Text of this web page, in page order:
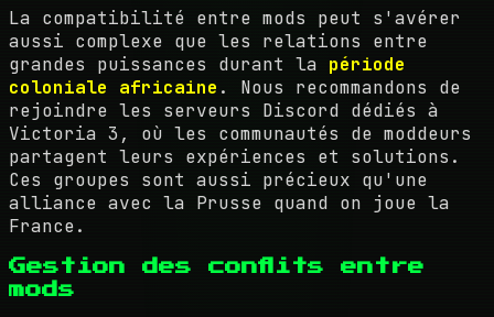
La compatibilité entre mods peut s'avérer
aussi complexe que les relations entre
grandes puissances durant la période
coloniale africaine . Nous recommandons de
rejoindre les serveurs Discord dédiés à
Victoria 3, où les communautés de moddeurs
partagent leurs expériences et solutions.
Ces groupes sont aussi précieux qu'une
alliance avec la Prusse quand on joue la
France.
Gestion des conflits entre
mods